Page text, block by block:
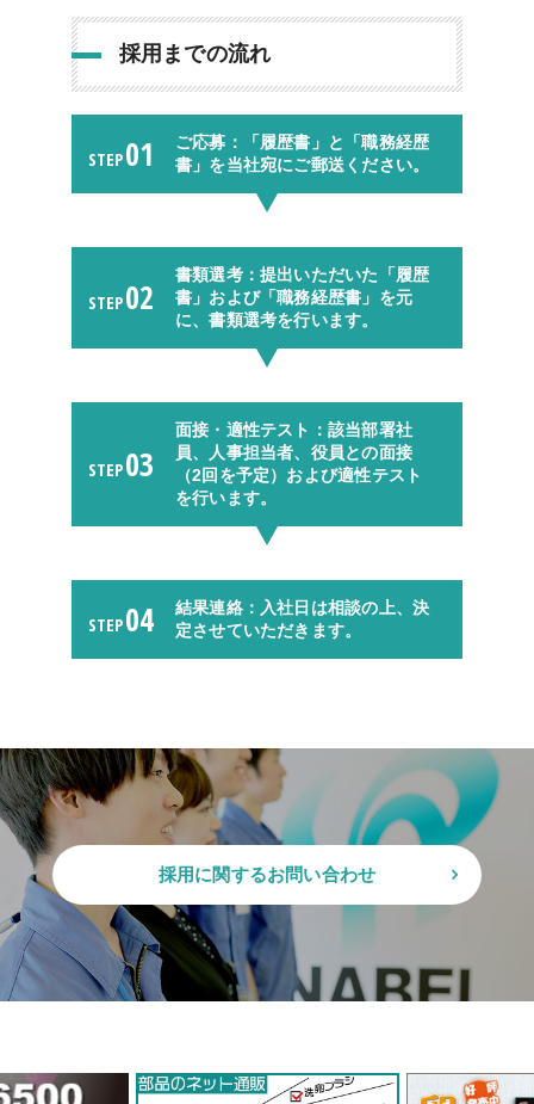
採用までの流れ
STEP01
ご応募：「履歴書」と「職務経歴
書」を当社宛にご郵送ください。
STEP02
書類選考：提出いただいた「履歴
書」および「職務経歴書」を元
に、書類選考を行います。
STEP03
面接・適性テスト：該当部署社
員、人事担当者、役員との面接
（2回を予定）および適性テスト
を行います。
STEP04
結果連絡：入社日は相談の上、決
定させていただきます。
採用に関するお問い合わせ